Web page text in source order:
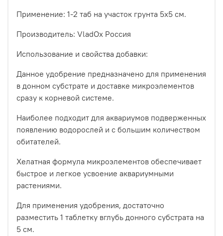
Применение: 1-2 таб на участок грунта 5х5 см.
Производитель: VladOx Россия
Использование и свойства добавки:
Данное удобрение предназначено для применения
в донном субстрате и доставке микроэлементов
сразу к корневой системе.
Наиболее подходит для аквариумов подверженных
появлению водорослей и с большим количеством
обитателей.
Хелатная формула микроэлементов обеспечивает
быстрое и легкое усвоение аквариумными
растениями.
Для применения удобрения, достаточно
разместить 1 таблетку вглубь донного субстрата на
5 см.